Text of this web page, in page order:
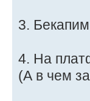
3.
4. На
(А в чем